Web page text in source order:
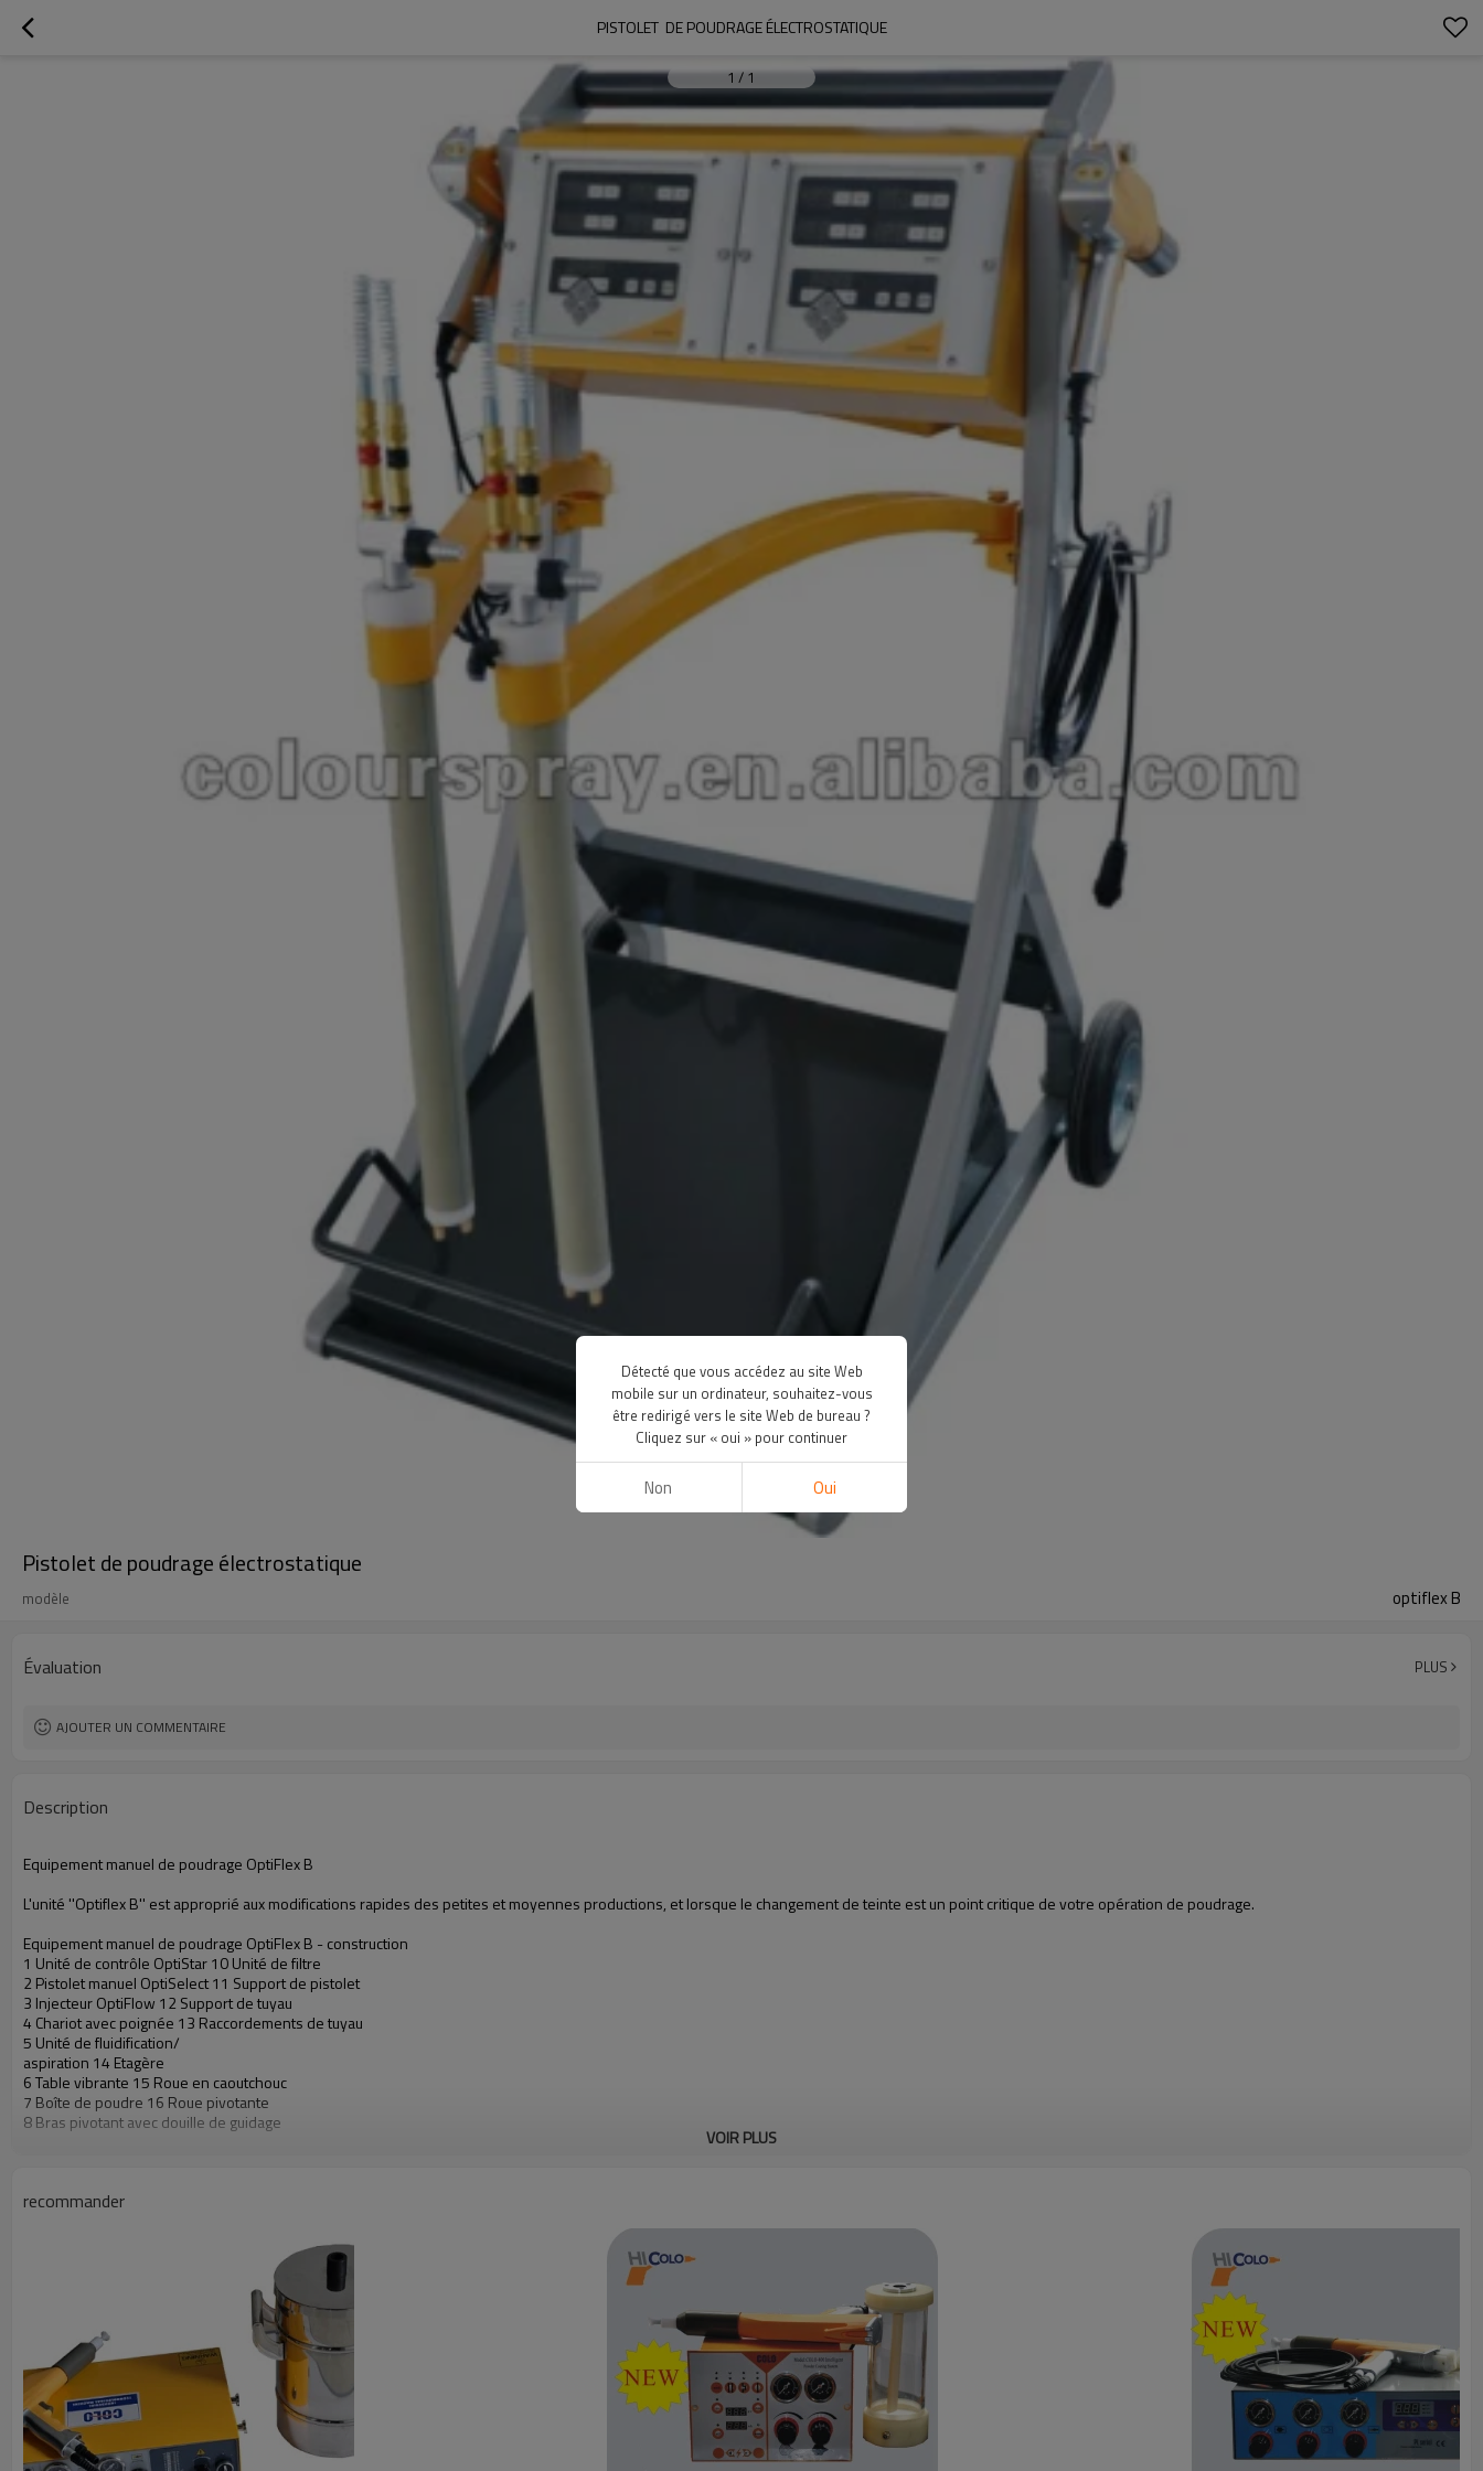
PISTOLET  DE POUDRAGE ÉLECTROSTATIQUE
1 / 1
Pistolet de poudrage électrostatique
modèle optiflex B
Évaluation PLUS
AJOUTER UN COMMENTAIRE
Description
Equipement manuel de poudrage OptiFlex B
L'unité ''Optiflex B'' est approprié aux modifications rapides des petites et moyennes productions, et lorsque le changement de teinte est un point critique de votre opération de poudrage.
Equipement manuel de poudrage OptiFlex B - construction
1 Unité de contrôle OptiStar 10 Unité de filtre
2 Pistolet manuel OptiSelect 11 Support de pistolet
3 Injecteur OptiFlow 12 Support de tuyau
4 Chariot avec poignée 13 Raccordements de tuyau
5 Unité de fluidification/
aspiration 14 Etagère
6 Table vibrante 15 Roue en caoutchouc
7 Boîte de poudre 16 Roue pivotante
8 Bras pivotant avec douille de guidage
VOIR PLUS
recommander
Détecté que vous accédez au site Web
mobile sur un ordinateur, souhaitez-vous
être redirigé vers le site Web de bureau ?
Cliquez sur « oui » pour continuer
Non Oui